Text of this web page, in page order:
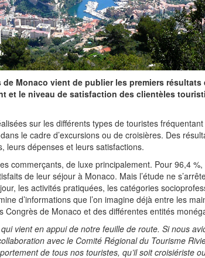
Monaco vient de publier les premiers résultats
et le niveau de satisfaction des clientèles
sur les différents types de touristes
le cadre d’excursions ou de croisières. Des
leurs dépenses et leurs satisfactions.
commerçants, de luxe principalement. Pour 96,4
de leur séjour à Monaco. Mais l’étude ne
les activités pratiquées, les catégories
d’informations que l’on imagine déjà entre les
Congrès de Monaco et des différentes entités
vient en appui de notre feuille de route. Si nous
avec le Comité Régional du Tourisme
de tous nos touristes, qu’il soit croisiériste